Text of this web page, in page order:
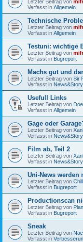
Letzter Beitrag von
Verfasst in Allgemein
Technische
Letzter Beitrag von
Verfasst in Allgemein
Testuni: wichtige
Letzter Beitrag von
Verfasst in Bugreport
Machs gut und
Letzter Beitrag von Sir
Verfasst in
Usefull Links
Letzter Beitrag von
Verfasst in Allgemein
Gage oder
Letzter Beitrag von
Verfasst in
Film ab, Teil 2
Letzter Beitrag von
Verfasst in
Uni-News werden
Letzter Beitrag von
Verfasst in Bugreport
Productionscan
Letzter Beitrag von
Verfasst in Bugreport
Sneak
Letzter Beitrag von
Verfasst in